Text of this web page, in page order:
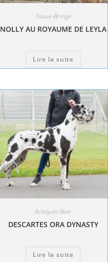
Fauve-Bringé
NOLLY AU ROYAUME DE LEYLA
Lire la suite
Arlequin-Noir
DESCARTES ORA DYNASTY
Lire la suite